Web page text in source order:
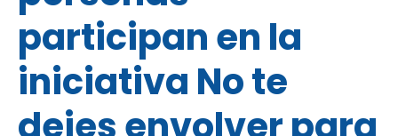
participan en la
iniciativa No te